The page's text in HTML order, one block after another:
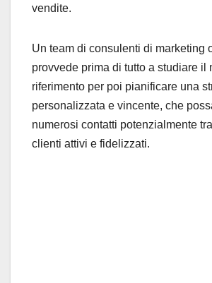
vendite.
Un team di consulenti di marketing
provvede prima di tutto a studiare il
riferimento per poi pianificare una
personalizzata e vincente, che
numerosi contatti potenzialmente
clienti attivi e fidelizzati.